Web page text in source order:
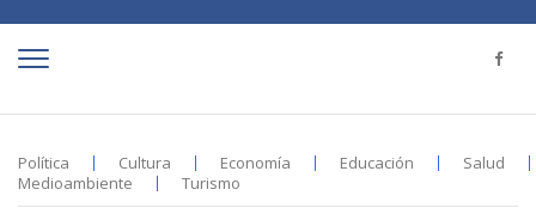
Política Cultura Economía Educación
Salud
Medioambiente
Turismo